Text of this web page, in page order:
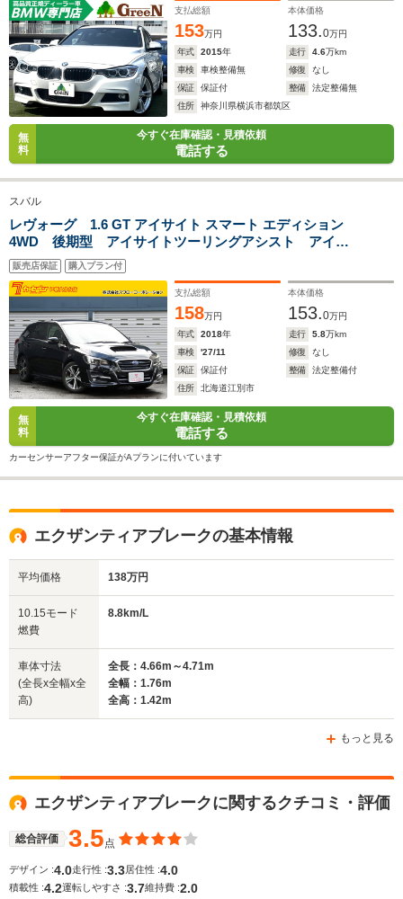
コーダー 電動リアゲート 禁煙車
支払総額
153万円
本体価格
133.0万円
年式
2015年 走行 4.6万km
車検
車検整備無 修復
なし
保証
保証付 整備
法定整備無
住所
神奈川県横浜市都筑区
無
料
今すぐ在庫確認・見積依頼
電話する
スバル
レヴォーグ 1.6 GT アイサイト スマート エディション
4WD 後期型 アイサイトツーリングアシスト アイサ
イトセイフティ+ ダイアトーン8型ナビ リアビークル
ディテクション バックカメラ パワーシート シート
ヒーター デアイサー リアフォグ レーダークルーズ
販売店保証 購入プラン付
支払総額
158万円
本体価格
153.0万円
年式
2018年 走行 5.8万km
車検
'27/11 修復
なし
保証
保証付 整備
法定整備付
住所
北海道江別市
無
料
今すぐ在庫確認・見積依頼
電話する
カーセンサーアフター保証がAプランに付いています
エクザンティアブレークの基本情報
平均価格 138万円
10.15モード
燃費
8.8km/L
車体寸法
(全長x全幅x全
高)
全長：4.66m～4.71m
全幅：1.76m
全高：1.42m
もっと見る
エクザンティアブレークに関するクチコミ・評価
総合評価 3.5点
デザイン :4.0走行性 :3.3 居住性 :4.0
積載性 :4.2運転しやすさ :3.7維持費 :2.0